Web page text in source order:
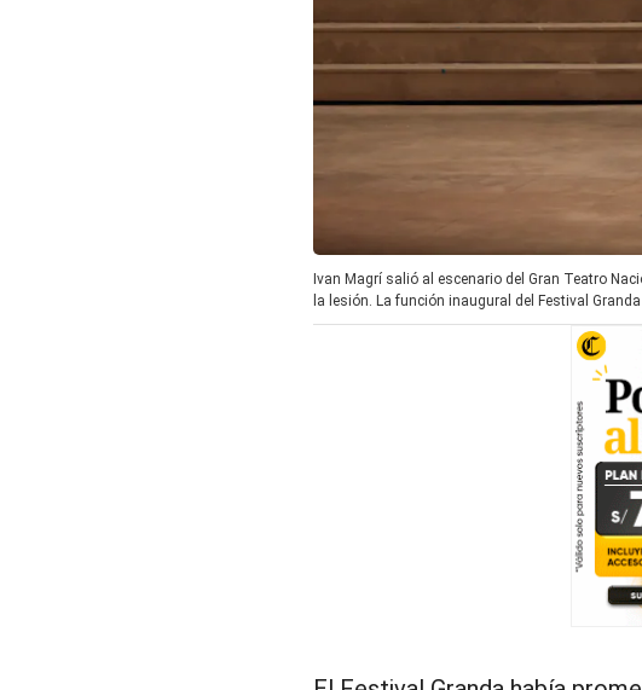
Ivan Magrí salió al escenario del Gran Teatro
la lesión. La función inaugural del Festival